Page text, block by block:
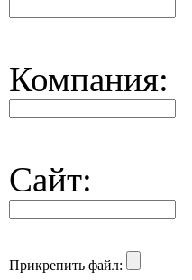
Компания:
Сайт:
Прикрепить файл: